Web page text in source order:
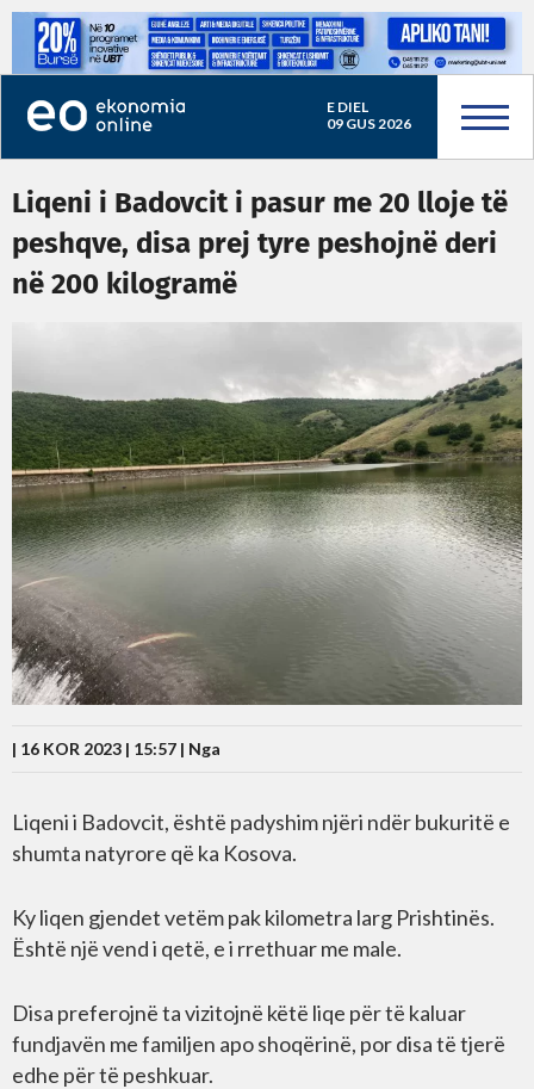
E DIEL
09 GUS 2026
Liqeni i Badovcit i pasur me 20 lloje të
peshqve, disa prej tyre peshojnë deri
në 200 kilogramë
| 16 KOR 2023 | 15:57 | Nga
Liqeni i Badovcit, është padyshim njëri ndër bukuritë e
shumta natyrore që ka Kosova.
Ky liqen gjendet vetëm pak kilometra larg Prishtinës.
Është një vend i qetë, e i rrethuar me male.
Disa preferojnë ta vizitojnë këtë liqe për të kaluar
fundjavën me familjen apo shoqërinë, por disa të tjerë
edhe për të peshkuar.